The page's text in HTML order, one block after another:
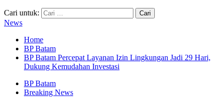
Cari untuk:
News
Home
BP Batam
BP Batam Percepat Layanan Izin Lingkungan Jadi 29 Hari,
Dukung Kemudahan Investasi
BP Batam
Breaking News